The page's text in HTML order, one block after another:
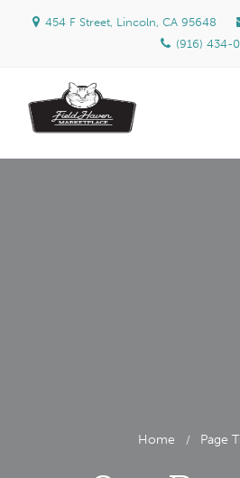
454 F Street, Lincoln, CA 95648
(916) 434-
Home Page